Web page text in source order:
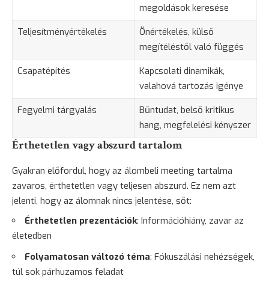
megoldások keresése
Teljesítményértékelés
Önértékelés, külső
megítéléstől való függés
Csapatépítés
Kapcsolati dinamikák,
valahová tartozás igénye
Fegyelmi tárgyalás
Bűntudat, belső kritikus
hang, megfelelési kényszer
Érthetetlen vagy abszurd tartalom
Gyakran előfordul, hogy az álombeli meeting tartalma
zavaros, érthetetlen vagy teljesen abszurd. Ez nem azt
jelenti, hogy az álomnak nincs jelentése, sőt:
Érthetetlen prezentációk: Információhiány, zavar az
életedben
Folyamatosan változó téma: Fókuszálási nehézségek,
túl sok párhuzamos feladat